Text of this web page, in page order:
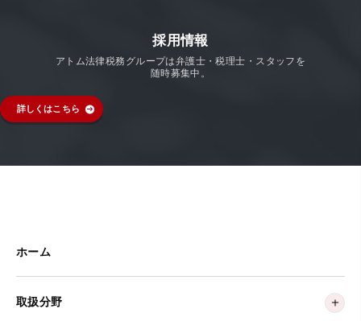
採用情報
アトム法律税務グループは弁護士・税理士・スタッフを
随時募集中。
詳しくはこちら
ホーム
取扱分野